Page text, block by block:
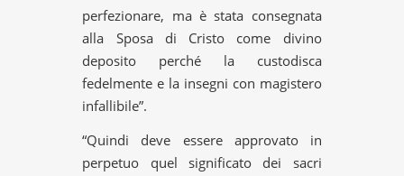
perfezionare, ma è stata consegnata
alla Sposa di Cristo come divino
deposito perché la custodisca
fedelmente e la insegni con magistero
infallibile”.
“Quindi deve essere approvato in
perpetuo quel significato dei sacri